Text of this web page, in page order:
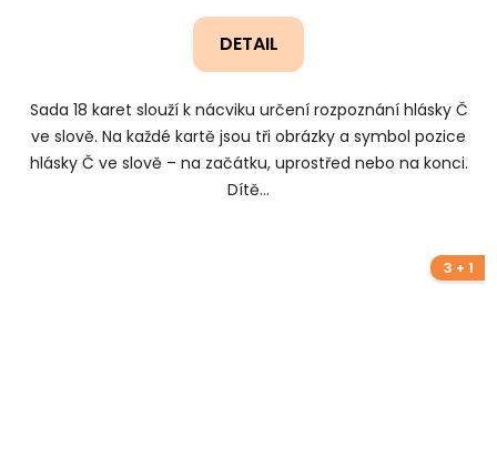
DETAIL
Sada 18 karet slouží k nácviku určení rozpoznání hlásky Č
ve slově. Na každé kartě jsou tři obrázky a symbol pozice
hlásky Č ve slově – na začátku, uprostřed nebo na konci.
Dítě...
3 + 1